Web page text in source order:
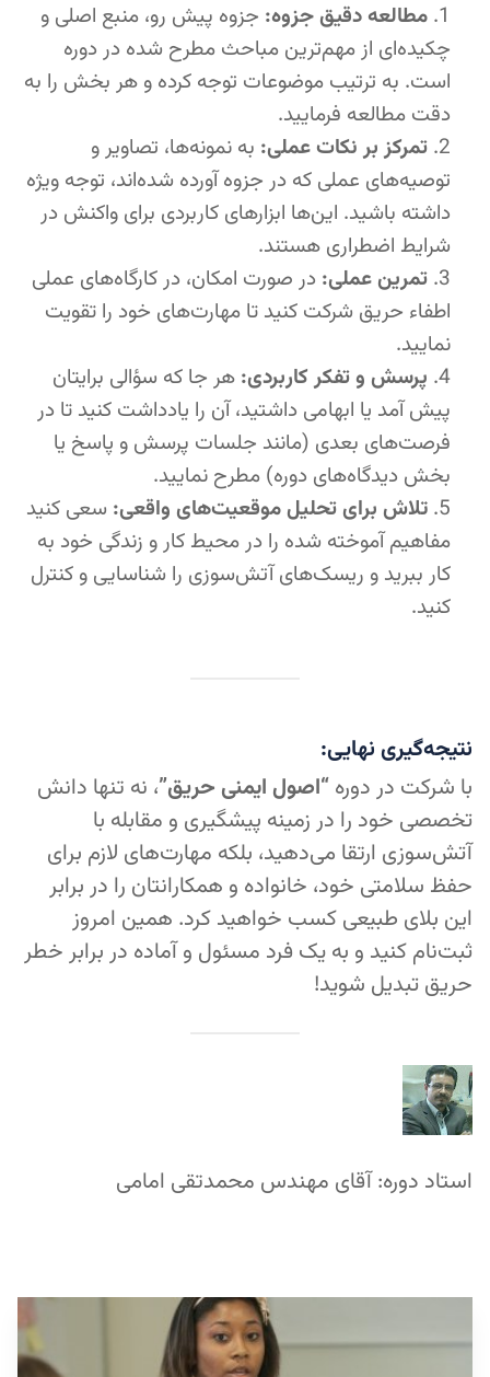
مطالعه دقیق جزوه: جزوه پیش رو، منبع اصلی و
چکیده‌ای از مهم‌ترین مباحث مطرح شده در دوره
است. به ترتیب موضوعات توجه کرده و هر بخش را به
دقت مطالعه فرمایید.
تمرکز بر نکات عملی: به نمونه‌ها، تصاویر و
توصیه‌های عملی که در جزوه آورده شده‌اند، توجه ویژه
داشته باشید. این‌ها ابزارهای کاربردی برای واکنش در
شرایط اضطراری هستند.
تمرین عملی: در صورت امکان، در کارگاه‌های عملی
اطفاء حریق شرکت کنید تا مهارت‌های خود را تقویت
نمایید.
پرسش و تفکر کاربردی: هر جا که سؤالی برایتان
پیش آمد یا ابهامی داشتید، آن را یادداشت کنید تا در
فرصت‌های بعدی (مانند جلسات پرسش و پاسخ یا
بخش دیدگاه‌های دوره) مطرح نمایید.
تلاش برای تحلیل موقعیت‌های واقعی: سعی کنید
مفاهیم آموخته شده را در محیط کار و زندگی خود به
کار ببرید و ریسک‌های آتش‌سوزی را شناسایی و کنترل
کنید.
نتیجه‌گیری نهایی:
با شرکت در دوره“اصول ایمنی حریق”، نه تنها دانش
تخصصی خود را در زمینه پیشگیری و مقابله با
آتش‌سوزی ارتقا می‌دهید، بلکه مهارت‌های لازم برای
حفظ سلامتی خود، خانواده و همکارانتان را در برابر
این بلای طبیعی کسب خواهید کرد. همین امروز
ثبت‌نام کنید و به یک فرد مسئول و آماده در برابر خطر
حریق تبدیل شوید!
استاد دوره: آقای مهندس محمدتقی امامی